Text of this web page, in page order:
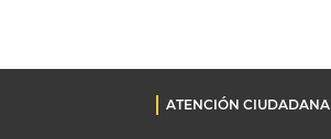
ATENCIÓN CIUDADANA